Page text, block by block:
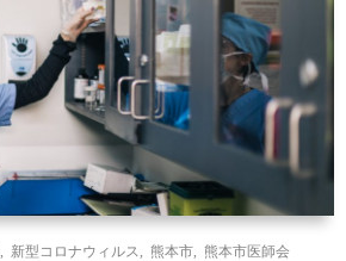
メ
デ
新型コロナウィルス 熊本市 熊本市医師会